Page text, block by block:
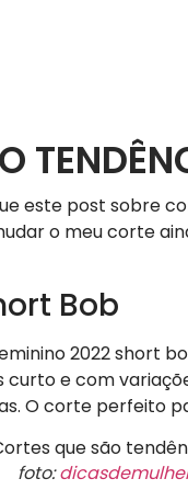
este post sobre
o meu corte
Bob
2022 short
e com
O corte perfeito
foto: